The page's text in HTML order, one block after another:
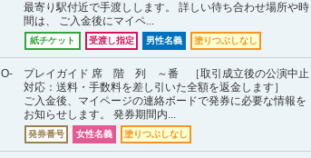
最寄り駅付近で手渡しします。 詳しい待ち合わせ場所や時
間は、 ご入金後にマイペ...
紙チケット 受渡し指定 男性名義 塗りつぶしなし
プレイガイド 席 階 列 ～番 ［取引成立後の公演中止
対応：送料・手数料を差し引いた全額を返金します］
ご入金後、マイページの連絡ボードで発券に必要な情報を
お知らせします。 発券期間内...
発券番号 女性名義 塗りつぶしなし